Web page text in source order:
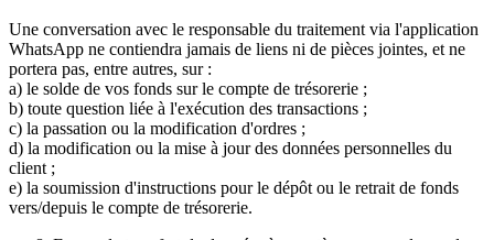
Une conversation avec le responsable du traitement via l'application
WhatsApp ne contiendra jamais de liens ni de pièces jointes, et ne
portera pas, entre autres, sur :
a) le solde de vos fonds sur le compte de trésorerie ;
b) toute question liée à l'exécution des transactions ;
c) la passation ou la modification d'ordres ;
d) la modification ou la mise à jour des données personnelles du
client ;
e) la soumission d'instructions pour le dépôt ou le retrait de fonds
vers/depuis le compte de trésorerie.